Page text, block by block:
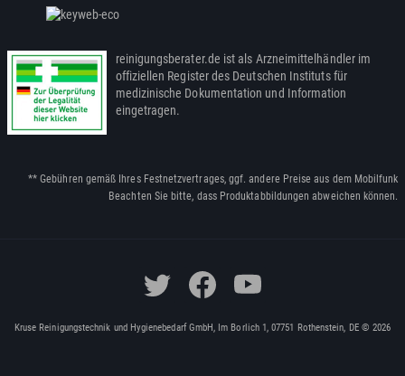
reinigungsberater.de ist als Arzneimittelhändler im
offiziellen Register des Deutschen Instituts für
medizinische Dokumentation und Information
eingetragen.
** Gebühren gemäß Ihres Festnetzvertrages, ggf. andere Preise aus dem Mobilfunk
Beachten Sie bitte, dass Produktabbildungen abweichen können.
Kruse Reinigungstechnik und Hygienebedarf GmbH, Im Borlich 1, 07751 Rothenstein, DE © 2026